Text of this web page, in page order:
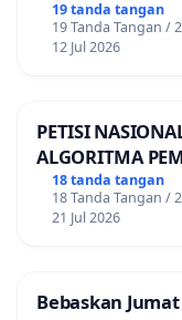
LAUT,
19 tanda tangan
19 Tanda Tangan /
12 Jul 2026
PETISI
ALGORITMA
ONLINE
18 tanda tangan
18 Tanda Tangan /
21 Jul 2026
Bebaskan